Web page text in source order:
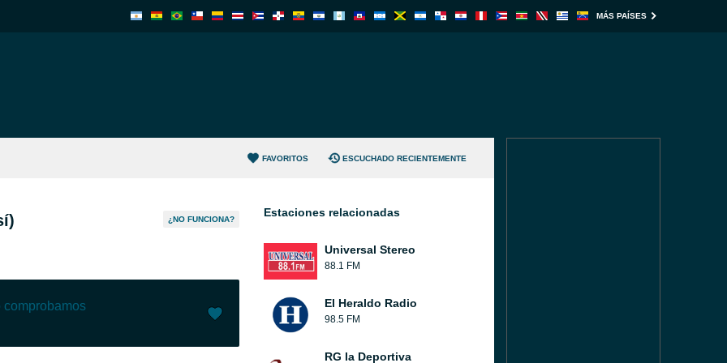
MÁS PAÍSES
FAVORITOS ESCUCHADO RECIENTEMENTE
¿NO FUNCIONA?
comprobamos
Estaciones relacionadas
Universal Stereo
88.1 FM
El Heraldo Radio
98.5 FM
RG la Deportiva